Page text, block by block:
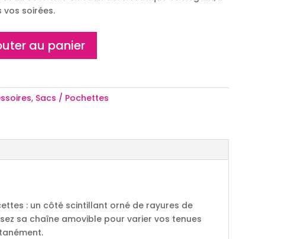
vos soirées.
au panier
, Sacs / Pochettes
: un côté scintillant orné de rayures de
sa chaîne amovible pour varier vos tenues